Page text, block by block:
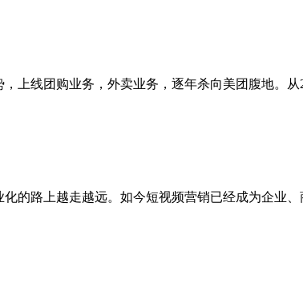
上线团购业务，外卖业务，逐年杀向美团腹地。从
的路上越走越远。如今短视频营销已经成为企业